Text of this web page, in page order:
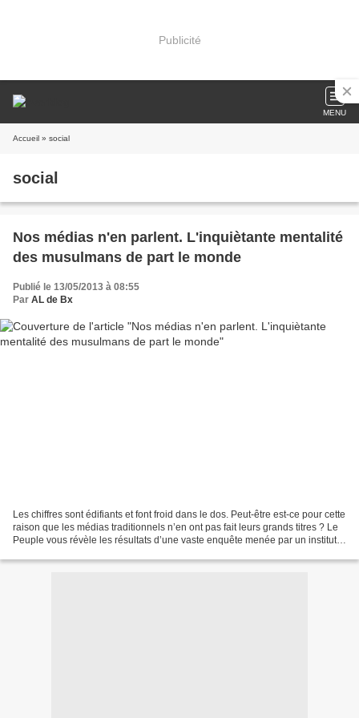
Publicité
MENU
Accueil » social
social
Nos médias n'en parlent. L'inquiètante mentalité
des musulmans de part le monde
Publié le 13/05/2013 à 08:55
Par AL de Bx
Les chiffres sont édifiants et font froid dans le dos. Peut-être est-ce pour cette
raison que les médias traditionnels n’en ont pas fait leurs grands titres ? Le
Peuple vous révèle les résultats d’une vaste enquête menée par un institut